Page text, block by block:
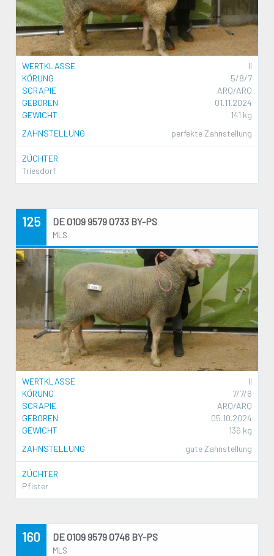
WERTKLASSE
II
KÖRUNG
5/8/7
SCRAPIE
ARQ/ARQ
GEBOREN
01.11.2024
GEWICHT
141 kg
ZAHNSTELLUNG
perfekte Zahnstellung
ZÜCHTER
Triesdorf
125 DE 0109 9579 0733 BY-PS
MLS
WERTKLASSE
II
KÖRUNG
7/7/6
SCRAPIE
ARQ/ARQ
GEBOREN
05.10.2024
GEWICHT
136 kg
ZAHNSTELLUNG
gute Zahnstellung
ZÜCHTER
Pfister
160 DE 0109 9579 0746 BY-PS
MLS